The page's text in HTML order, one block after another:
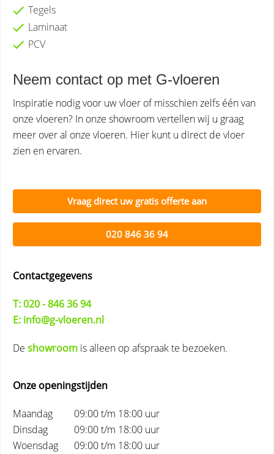
Tegels
Laminaat
PCV
Neem contact op met G-vloeren
Inspiratie nodig voor uw vloer of misschien zelfs één van
onze vloeren? In onze showroom vertellen wij u graag
meer over al onze vloeren. Hier kunt u direct de vloer
zien en ervaren.
Vraag direct uw gratis offerte aan
020 846 36 94
Contactgegevens
T: 020 - 846 36 94
E: info@g-vloeren.nl
De showroom is alleen op afspraak te bezoeken.
Onze openingstijden
Maandag
09:00 t/m 18:00 uur
Dinsdag
09:00 t/m 18:00 uur
Woensdag
09:00 t/m 18:00 uur